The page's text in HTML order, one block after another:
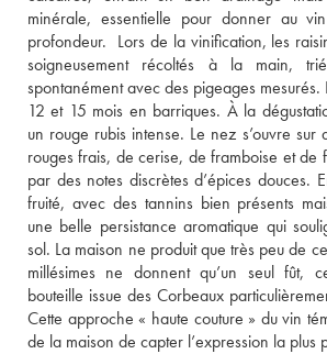
minérale, essentielle pour donner au
profondeur.  Lors de la vinification, les
soigneusement récoltés à la main,
spontanément avec des pigeages mesurés.
12 et 15 mois en barriques. À la
un rouge rubis intense. Le nez s’ouvre sur
rouges frais, de cerise, de framboise et de
par des notes discrètes d’épices douces.
fruité, avec des tannins bien présents
une belle persistance aromatique qui
sol. La maison ne produit que très peu de
millésimes ne donnent qu’un seul fût,
bouteille issue des Corbeaux
Cette approche « haute couture » du vin
de la maison de capter l’expression la plus